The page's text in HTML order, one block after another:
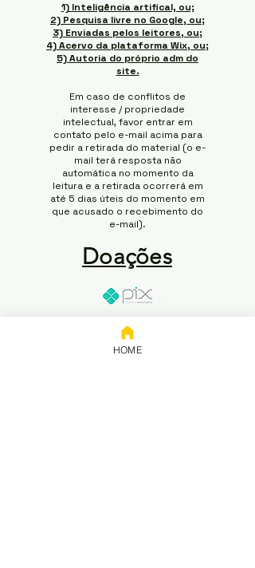
1) Inteligência artifical, ou;
2) Pesquisa livre no Google, ou;
3) Enviadas pelos leitores, ou;
4) Acervo da plataforma Wix, ou;
5) Autoria do próprio adm do
site.
Em caso de conflitos de
interesse / propriedade
intelectual, favor entrar em
contato pelo e-mail acima para
pedir a retirada do material (o e-
mail terá resposta não
automática no momento da
leitura e a retirada ocorrerá em
até 5 dias úteis do momento em
que acusado o recebimento do
e-mail).
Doações
Chave:
65.258.416/0001-50
HOME